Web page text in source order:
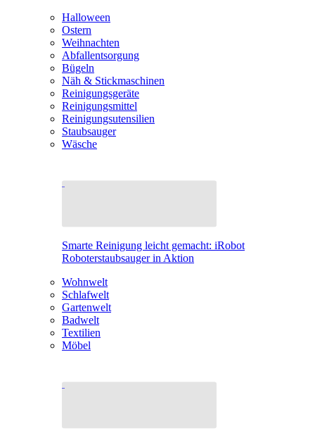
Halloween
Ostern
Weihnachten
Abfallentsorgung
Bügeln
Näh & Stickmaschinen
Reinigungsgeräte
Reinigungsmittel
Reinigungsutensilien
Staubsauger
Wäsche
Smarte Reinigung leicht gemacht: iRobot
Roboterstaubsauger in Aktion
Wohnwelt
Schlafwelt
Gartenwelt
Badwelt
Textilien
Möbel